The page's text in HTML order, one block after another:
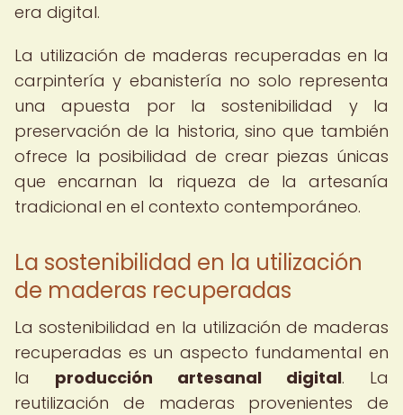
era digital.
La utilización de maderas recuperadas en la
carpintería y ebanistería no solo representa
una apuesta por la sostenibilidad y la
preservación de la historia, sino que también
ofrece la posibilidad de crear piezas únicas
que encarnan la riqueza de la artesanía
tradicional en el contexto contemporáneo.
La sostenibilidad en la utilización
de maderas recuperadas
La sostenibilidad en la utilización de maderas
recuperadas es un aspecto fundamental en
la producción artesanal digital. La
reutilización de maderas provenientes de